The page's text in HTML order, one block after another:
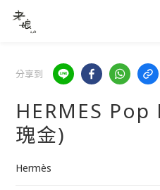
分享到
HERMES Pop
瑰金)
Hermès